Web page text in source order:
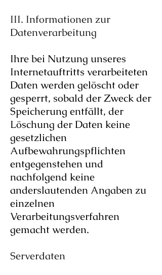
III. Informationen zur
Datenverarbeitung
Ihre bei Nutzung unseres
Internetauftritts verarbeiteten
Daten werden gelöscht oder
gesperrt, sobald der Zweck der
Speicherung entfällt, der
Löschung der Daten keine
gesetzlichen
Aufbewahrungspflichten
entgegenstehen und
nachfolgend keine
anderslautenden Angaben zu
einzelnen
Verarbeitungsverfahren
gemacht werden.
Serverdaten